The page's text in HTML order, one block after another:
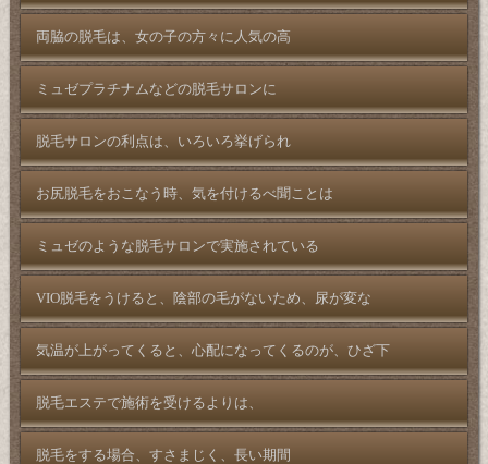
両脇の脱毛は、女の子の方々に人気の高
ミュゼプラチナムなどの脱毛サロンに
脱毛サロンの利点は、いろいろ挙げられ
お尻脱毛をおこなう時、気を付けるべ聞ことは
ミュゼのような脱毛サロンで実施されている
VIO脱毛をうけると、陰部の毛がないため、尿が変な
気温が上がってくると、心配になってくるのが、ひざ下
脱毛エステで施術を受けるよりは、
脱毛をする場合、すさまじく、長い期間